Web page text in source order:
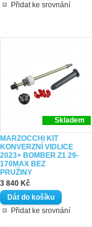
Přidat ke srovnání
Skladem
MARZOCCHI KIT
KONVERZNÍ VIDLICE
2023+ BOMBER Z1 29-
170MAX BEZ
PRUŽINY
3 840 Kč
Přidat ke srovnání